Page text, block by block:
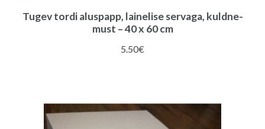
Tugev tordi aluspapp, lainelise servaga, kuldne-
must – 40 x 60 cm
5.50€